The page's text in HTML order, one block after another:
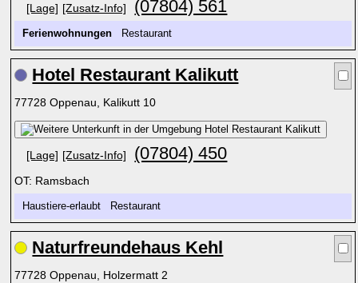
[Lage] [Zusatz-Info] (07804) 561
Ferienwohnungen Restaurant
Hotel Restaurant Kalikutt
77728 Oppenau, Kalikutt 10
[Lage] [Zusatz-Info] (07804) 450
OT: Ramsbach
Haustiere-erlaubt Restaurant
Naturfreundehaus Kehl
77728 Oppenau, Holzermatt 2